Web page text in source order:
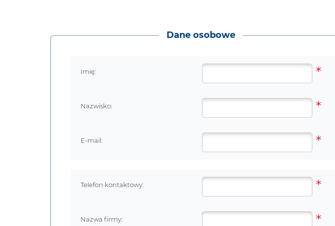
Dane osobowe
Imię:
Nazwisko:
E-mail:
Telefon kontaktowy:
Nazwa firmy: